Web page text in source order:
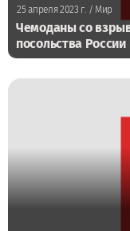
25 апреля 2023 г./ Мир
Чемоданы со
посольства